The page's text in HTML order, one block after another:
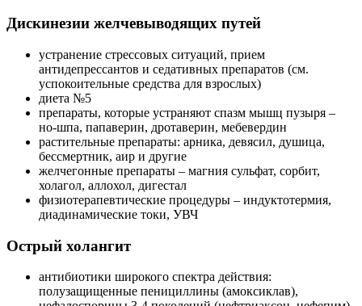
Дискинезии желчевыводящих путей
устранение стрессовых ситуаций, прием
антидепрессантов и седативных препаратов (см.
успокоительные средства для взрослых)
диета №5
препараты, которые устраняют спазм мышц пузыря –
но-шпа, папаверин, дротаверин, мебевердин
растительные препараты: арника, девясил, душица,
бессмертник, аир и другие
желчегонные препараты – магния сульфат, сорбит,
холагол, аллохол, дигестал
физиотерапевтические процедуры – индуктотермия,
диадинамические токи, УВЧ
Острый холангит
антибиотики широкого спектра действия:
полузащищенные пенициллины (амоксиклав),